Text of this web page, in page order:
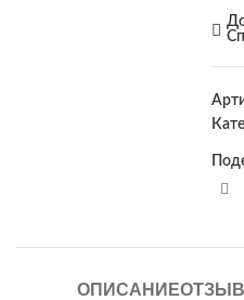
ОПИСАНИЕ